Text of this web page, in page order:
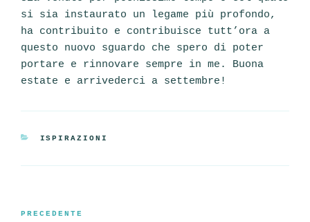
si sia instaurato un legame più profondo,
ha contribuito e contribuisce tutt’ora a
questo nuovo sguardo che spero di poter
portare e rinnovare sempre in me. Buona
estate e arrivederci a settembre!
CATEGORIE
ISPIRAZIONI
Articolo
PRECEDENTE